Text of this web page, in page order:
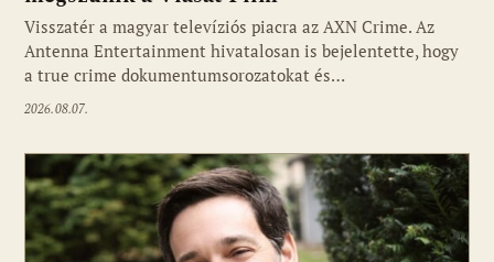
Fotó: media1.hu
Visszatér a magyar televíziós piacra az AXN Crime. Az
Antenna Entertainment hivatalosan is bejelentette, hogy
a true crime dokumentumsorozatokat és…
2026.08.07.